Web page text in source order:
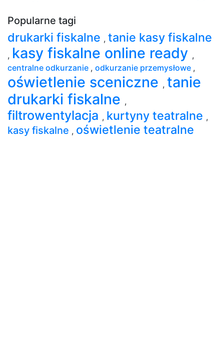
Popularne tagi
drukarki fiskalne , tanie kasy fiskalne
, kasy fiskalne online ready ,
centralne odkurzanie , odkurzanie przemysłowe ,
oświetlenie sceniczne , tanie
drukarki fiskalne ,
filtrowentylacja , kurtyny teatralne ,
kasy fiskalne , oświetlenie teatralne